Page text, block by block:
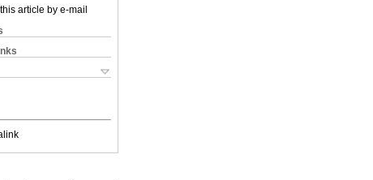
article by e-mail